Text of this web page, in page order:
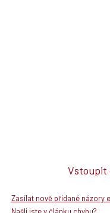
Vstoupit
Zasílat nově přidané názory
Našli jste v článku chybu?